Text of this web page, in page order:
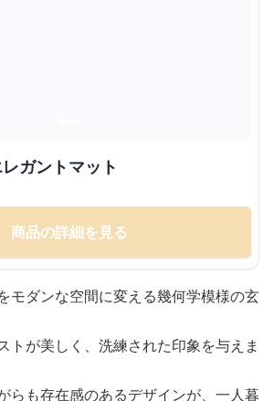
ガントマット
商品の詳細を見る
モダンな空間に変える幾何学模様の玄
トが美しく、洗練された印象を与えま
らも存在感のあるデザインが、一人暮